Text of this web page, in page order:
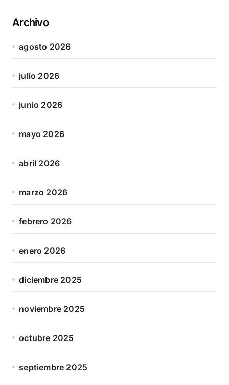
Archivo
agosto 2026
julio 2026
junio 2026
mayo 2026
abril 2026
marzo 2026
febrero 2026
enero 2026
diciembre 2025
noviembre 2025
octubre 2025
septiembre 2025